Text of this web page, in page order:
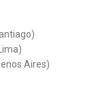
Aires)